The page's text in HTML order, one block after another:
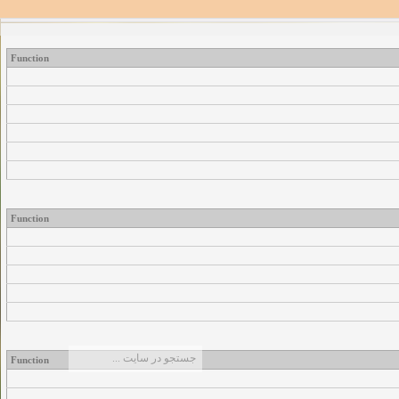
Function
Function
Function